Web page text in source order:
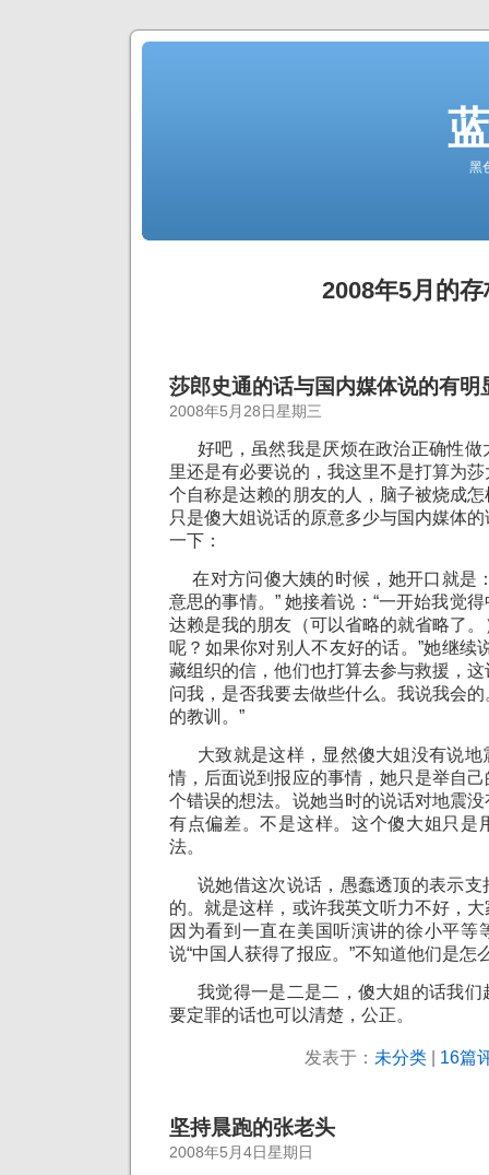
黑
2008年5月的存
莎郎史通的话与国内媒体说的有明
2008年5月28日星期三
好吧，虽然我是厌烦在政治正确性做
里还是有必要说的，我这里不是打算为
个自称是达赖的朋友的人，脑子被烧成
只是傻大姐说话的原意多少与国内媒体
一下：
在对方问傻大姨的时候，她开口就是
意思的事情。” 她接着说：“一开始我觉
达赖是我的朋友（可以省略的就省略了
呢？如果你对别人不友好的话。”她继续
藏组织的信，他们也打算去参与救援，
问我，是否我要去做些什么。我说我会
的教训。”
大致就是这样，显然傻大姐没有说地
情，后面说到报应的事情，她只是举自
个错误的想法。说她当时的说话对地震
有点偏差。不是这样。这个傻大姐只是
法。
说她借这次说话，愚蠢透顶的表示支
的。就是这样，或许我英文听力不好，
因为看到一直在美国听演讲的徐小平等
说“中国人获得了报应。”不知道他们是怎
我觉得一是二是二，傻大姐的话我们
要定罪的话也可以清楚，公正。
发表于： 未分类| 16篇
坚持晨跑的张老头
2008年5月4日星期日